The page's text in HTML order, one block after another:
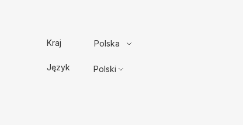
Kraj Polska
Język Polski